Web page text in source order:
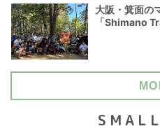
大阪・箕面の
「Shimano